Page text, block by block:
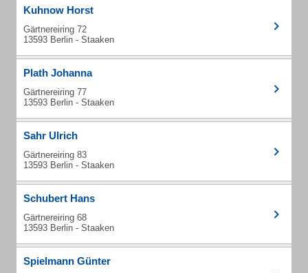
Kuhnow Horst
Gärtnereiring 72
13593 Berlin - Staaken
Plath Johanna
Gärtnereiring 77
13593 Berlin - Staaken
Sahr Ulrich
Gärtnereiring 83
13593 Berlin - Staaken
Schubert Hans
Gärtnereiring 68
13593 Berlin - Staaken
Spielmann Günter